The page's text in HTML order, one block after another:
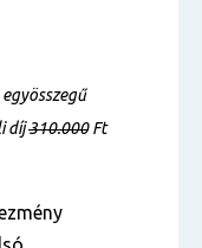
díj310.000Ft